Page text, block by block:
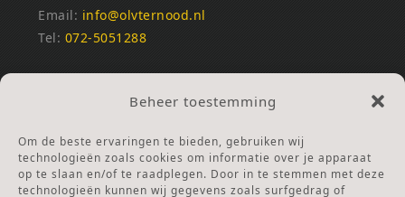
Beheer toestemming
Om de beste ervaringen te bieden, gebruiken wij
technologieën zoals cookies om informatie over je apparaat
op te slaan en/of te raadplegen. Door in te stemmen met deze
technologieën kunnen wij gegevens zoals surfgedrag of
Email: info@olvternood.nl
Tel: 072-5051288
REKENINGNUMMERS
NL25INGB0000672168
Ga naar Doneren